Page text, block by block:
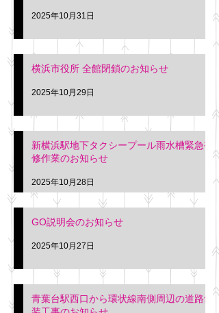
2025年10月31日
横浜市役所 全館閉鎖のお知らせ
2025年10月29日
新横浜駅地下タクシープール雨水槽緊急補
修作業のお知らせ
2025年10月28日
GO説明会のお知らせ
2025年10月27日
青葉台駅西口から環状線南側周辺の道路舗